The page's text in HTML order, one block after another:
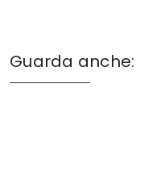
Guarda anche: